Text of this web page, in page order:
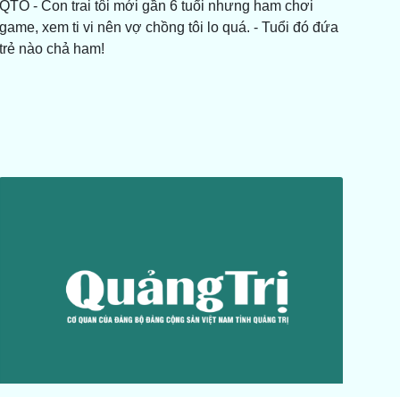
QTO - Con trai tôi mới gần 6 tuổi nhưng ham chơi
game, xem ti vi nên vợ chồng tôi lo quá. - Tuổi đó đứa
trẻ nào chả ham!
10:00
lên - Tập 1
cố đô
11:05
Xây dựng Đảng: Giữ vững hạt
nhân lãnh đạo ở cơ sở
11:30 Thời sự